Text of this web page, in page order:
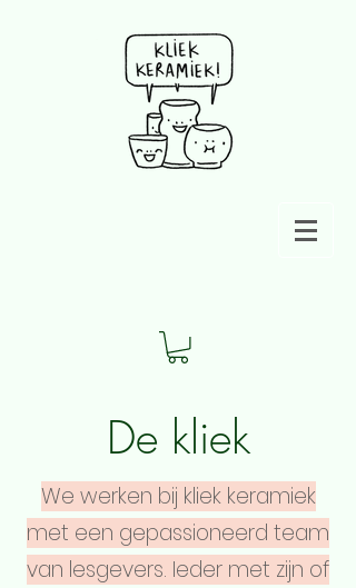
De kliek
We werken bij kliek keramiek
met een gepassioneerd team
van lesgevers. Ieder met zijn of